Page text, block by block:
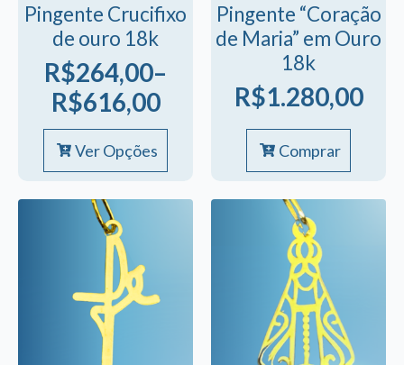
Pingente Crucifixo
de ouro 18k
R$264,00–
R$616,00
Faixa
de
preço:
através
R$616,00
Ver Opções
Este
produto
várias
variantes.
podem
escolhidas
Pingente “Coração
de Maria” em Ouro
18k
R$1.280,00
Comprar